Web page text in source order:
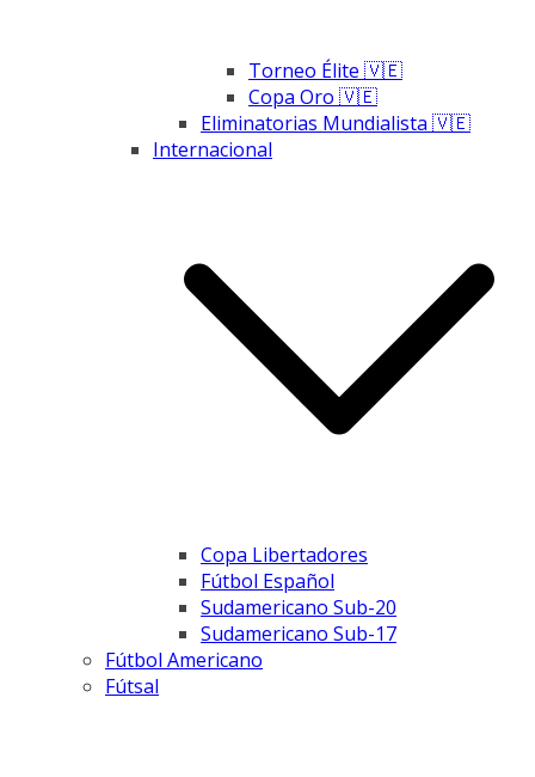
Torneo Élite 🇻🇪
Copa Oro 🇻🇪
Eliminatorias Mundialista 🇻🇪
Internacional
Copa Libertadores
Fútbol Español
Sudamericano Sub-20
Sudamericano Sub-17
Fútbol Americano
Fútsal